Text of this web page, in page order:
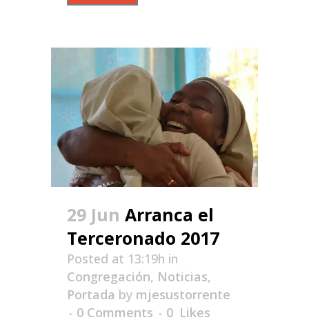
29 Jun Arranca el
Terceronado 2017
Posted at 13:19h in
Congregación, Noticias,
Portada by mjesustorrente
0 Comments
0 Likes